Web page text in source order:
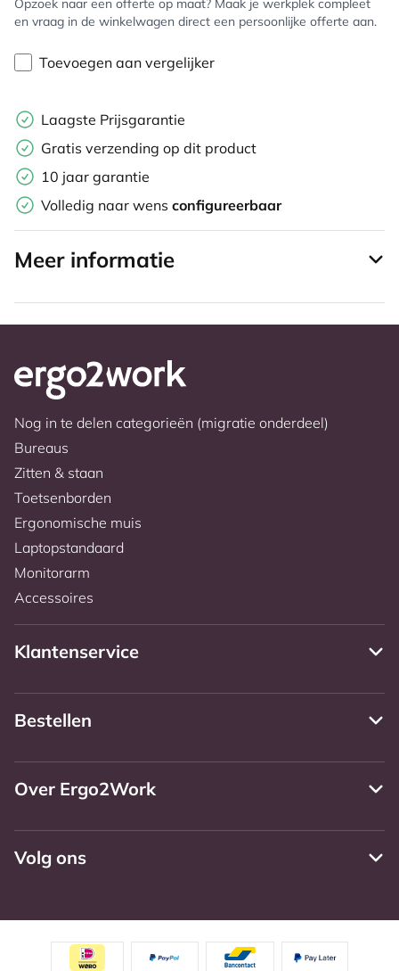
Opzoek naar een offerte op maat? Maak je werkplek compleet
en vraag in de winkelwagen direct een persoonlijke offerte aan.
Toevoegen aan vergelijker
Laagste Prijsgarantie
Gratis verzending op dit product
10 jaar garantie
Volledig naar wens configureerbaar
Meer informatie
Nog in te delen categorieën (migratie onderdeel)
Bureaus
Zitten & staan
Toetsenborden
Ergonomische muis
Laptopstandaard
Monitorarm
Accessoires
Klantenservice
Bestellen
Over Ergo2Work
Volg ons